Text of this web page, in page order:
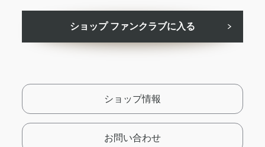
ショップ ファンクラブに入る
ショップ情報
お問い合わせ